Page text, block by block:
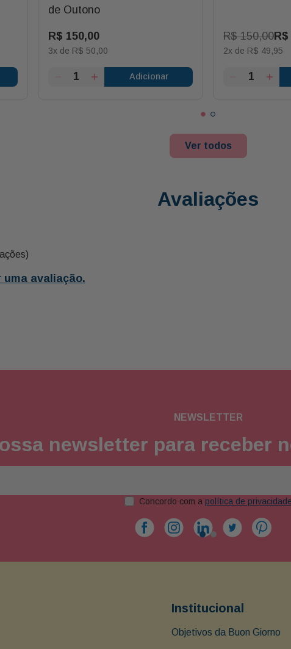
de Outono
R$ 150,00
3x de R$ 50,00
Adicionar
R$ 150,00R$
2x de R$ 49,95
Ver todos
Avaliações
uma avaliação.
NEWSLETTER
newsletter para receber
Concordo com a política de privacidade
Institucional
Objetivos da Buon Giorno